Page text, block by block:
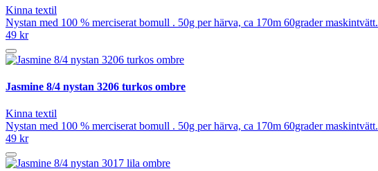
Kinna textil
Nystan med 100 % merciserat bomull . 50g per härva, ca 170m 60grader maskintvätt.
49 kr
Jasmine 8/4 nystan 3206 turkos ombre
Kinna textil
Nystan med 100 % merciserat bomull . 50g per härva, ca 170m 60grader maskintvätt.
49 kr